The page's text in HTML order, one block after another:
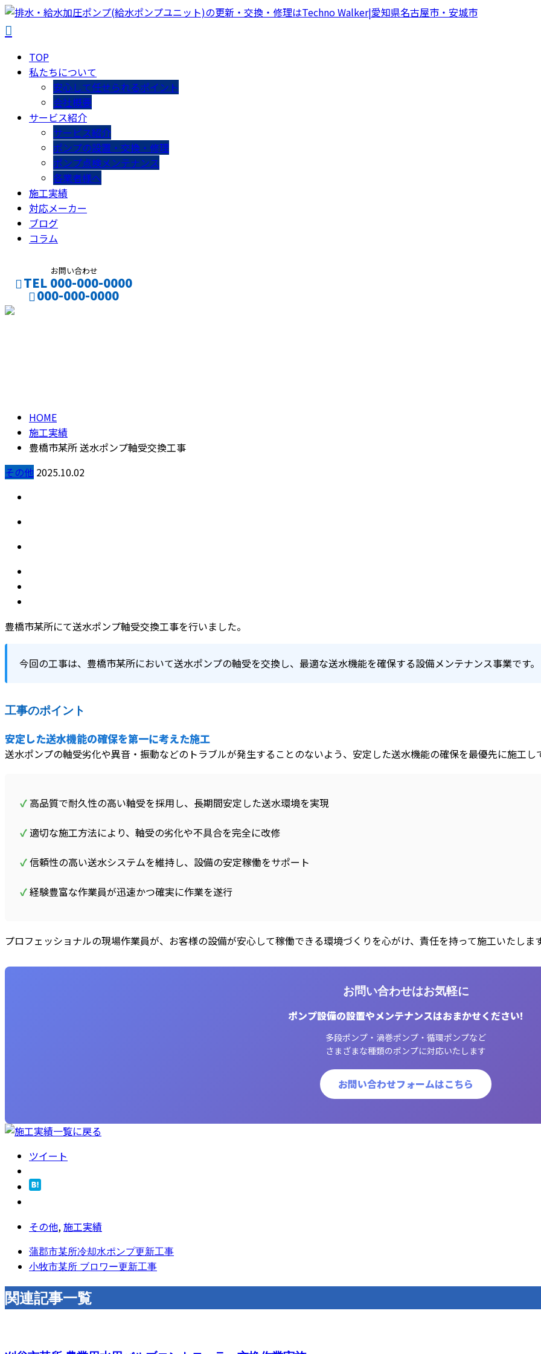
TOP
私たちについて
安心して任せられるポイント
会社概要
サービス紹介
サービス紹介
ポンプの設置・交換・修理
ポンプ点検メンテナンス
各業者様へ
施工実績
対応メーカー
ブログ
コラム
お問い合わせ
TEL 000-000-0000
000-000-0000
HOME
施工実績
豊橋市某所 送水ポンプ軸受交換工事
その他 2025.10.02
豊橋市某所にて送水ポンプ軸受交換工事を行いました。
今回の工事は、豊橋市某所において送水ポンプの軸受を交換し、最適な送水機能を確保する設備メンテナンス事業です。
工事のポイント
安定した送水機能の確保を第一に考えた施工
送水ポンプの軸受劣化や異音・振動などのトラブルが発生することのないよう、安定した送水機能の確保を最優先に施工し
✓高品質で耐久性の高い軸受を採用し、長期間安定した送水環境を実現
✓適切な施工方法により、軸受の劣化や不具合を完全に改修
✓信頼性の高い送水システムを維持し、設備の安定稼働をサポート
✓経験豊富な作業員が迅速かつ確実に作業を遂行
プロフェッショナルの現場作業員が、お客様の設備が安心して稼働できる環境づくりを心がけ、責任を持って施工いたしま
お問い合わせはお気軽に
ポンプ設備の設置やメンテナンスはおまかせください!
多段ポンプ・渦巻ポンプ・循環ポンプなど
さまざまな種類のポンプに対応いたします
お問い合わせフォームはこちら
ツイート
その他, 施工実績
蒲郡市某所冷却水ポンプ更新工事
小牧市某所 ブロワー更新工事
関連記事一覧